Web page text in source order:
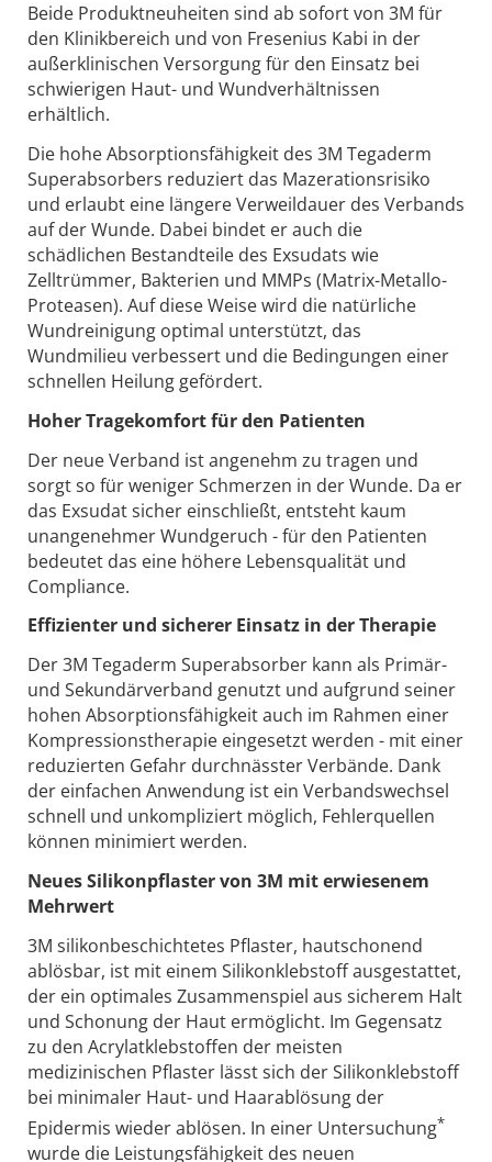
Beide Produktneuheiten sind ab sofort von 3M für
den Klinikbereich und von Fresenius Kabi in der
außerklinischen Versorgung für den Einsatz bei
schwierigen Haut- und Wundverhältnissen
erhältlich.
Die hohe Absorptionsfähigkeit des 3M Tegaderm
Superabsorbers reduziert das Mazerationsrisiko
und erlaubt eine längere Verweildauer des Verbands
auf der Wunde. Dabei bindet er auch die
schädlichen Bestandteile des Exsudats wie
Zelltrümmer, Bakterien und MMPs (Matrix-Metallo-
Proteasen). Auf diese Weise wird die natürliche
Wundreinigung optimal unterstützt, das
Wundmilieu verbessert und die Bedingungen einer
schnellen Heilung gefördert.
Hoher Tragekomfort für den Patienten
Der neue Verband ist angenehm zu tragen und
sorgt so für weniger Schmerzen in der Wunde. Da er
das Exsudat sicher einschließt, entsteht kaum
unangenehmer Wundgeruch - für den Patienten
bedeutet das eine höhere Lebensqualität und
Compliance.
Effizienter und sicherer Einsatz in der Therapie
Der 3M Tegaderm Superabsorber kann als Primär-
und Sekundärverband genutzt und aufgrund seiner
hohen Absorptionsfähigkeit auch im Rahmen einer
Kompressionstherapie eingesetzt werden - mit einer
reduzierten Gefahr durchnässter Verbände. Dank
der einfachen Anwendung ist ein Verbandswechsel
schnell und unkompliziert möglich, Fehlerquellen
können minimiert werden.
Neues Silikonpflaster von 3M mit erwiesenem
Mehrwert
3M silikonbeschichtetes Pflaster, hautschonend
ablösbar, ist mit einem Silikonklebstoff ausgestattet,
der ein optimales Zusammenspiel aus sicherem Halt
und Schonung der Haut ermöglicht. Im Gegensatz
zu den Acrylatklebstoffen der meisten
medizinischen Pflaster lässt sich der Silikonklebstoff
bei minimaler Haut- und Haarablösung der
Epidermis wieder ablösen. In einer Untersuchung*
wurde die Leistungsfähigkeit des neuen